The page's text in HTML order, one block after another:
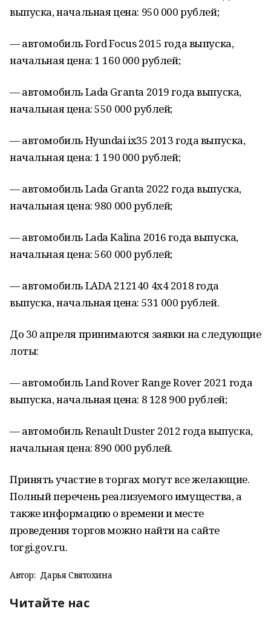
выпуска, начальная цена: 950 000 рублей;
— автомобиль Ford Focus 2015 года выпуска,
начальная цена: 1 160 000 рублей;
— автомобиль Lada Granta 2019 года выпуска,
начальная цена: 550 000 рублей;
— автомобиль Hyundai ix35 2013 года выпуска,
начальная цена: 1 190 000 рублей;
— автомобиль Lada Granta 2022 года выпуска,
начальная цена: 980 000 рублей;
— автомобиль Lada Kalina 2016 года выпуска,
начальная цена: 560 000 рублей;
— автомобиль LADA 212140 4x4 2018 года
выпуска, начальная цена: 531 000 рублей.
До 30 апреля принимаются заявки на следующие
лоты:
— автомобиль Land Rover Range Rover 2021 года
выпуска, начальная цена: 8 128 900 рублей;
— автомобиль Renault Duster 2012 года выпуска,
начальная цена: 890 000 рублей.
Принять участие в торгах могут все желающие.
Полный перечень реализуемого имущества, а
также информацию о времени и месте
проведения торгов можно найти на сайте
torgi.gov.ru.
Автор: Дарья Святохина
Читайте нас